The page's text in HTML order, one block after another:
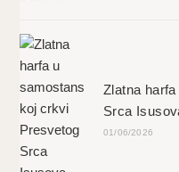
Zlatna
Srca
01/06/2026